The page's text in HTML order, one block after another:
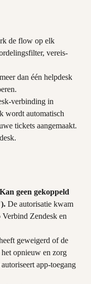
de flow op elk
vereis-
dan één helpdesk
verbinding in
wordt automatisch
tickets aangemaakt.
geen gekoppeld
De autorisatie kwam
Zendesk en
geweigerd of de
opnieuw en zorg
app-toegang